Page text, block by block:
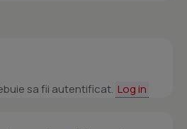
sa fii autentificat. Log in